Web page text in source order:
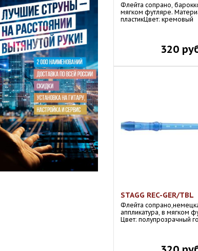
Флейта сопрано,
мягком футляре.
пластикЦвет: кремовый
320
STAGG REC-GER/TBL
Флейта
аппликатура, в мягком
Цвет: полупрозрачный